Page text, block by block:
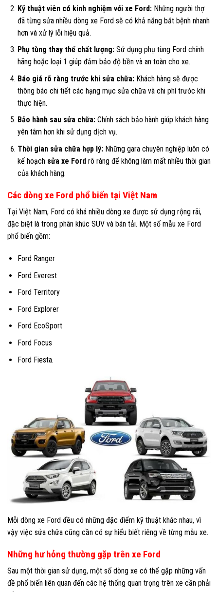
Kỹ thuật viên có kinh nghiệm với xe Ford: Những người thợ
đã từng sửa nhiều dòng xe Ford sẽ có khả năng bắt bệnh nhanh
hơn và xử lý lỗi hiệu quả.
Phụ tùng thay thế chất lượng: Sử dụng phụ tùng Ford chính
hãng hoặc loại 1 giúp đảm bảo độ bền và an toàn cho xe.
Báo giá rõ ràng trước khi sửa chữa: Khách hàng sẽ được
thông báo chi tiết các hạng mục sửa chữa và chi phí trước khi
thực hiện.
Bảo hành sau sửa chữa: Chính sách bảo hành giúp khách hàng
yên tâm hơn khi sử dụng dịch vụ.
Thời gian sửa chữa hợp lý: Những gara chuyên nghiệp luôn có
kế hoạch sửa xe Fordrõ ràng để không làm mất nhiều thời gian
của khách hàng.
Các dòng xe Ford phổ biến tại Việt Nam
Tại Việt Nam, Ford có khá nhiều dòng xe được sử dụng rộng rãi,
đặc biệt là trong phân khúc SUV và bán tải. Một số mẫu xe Ford
phổ biến gồm:
Ford Ranger
Ford Everest
Ford Territory
Ford Explorer
Ford EcoSport
Ford Focus
Ford Fiesta.
Mỗi dòng xe Ford đều có những đặc điểm kỹ thuật khác nhau, vì
vậy việc sửa chữa cũng cần có sự hiểu biết riêng về từng mẫu xe.
Những hư hỏng thường gặp trên xe Ford
Sau một thời gian sử dụng, một số dòng xe có thể gặp những vấn
đề phổ biến liên quan đến các hệ thống quan trọng trên xe cần phải